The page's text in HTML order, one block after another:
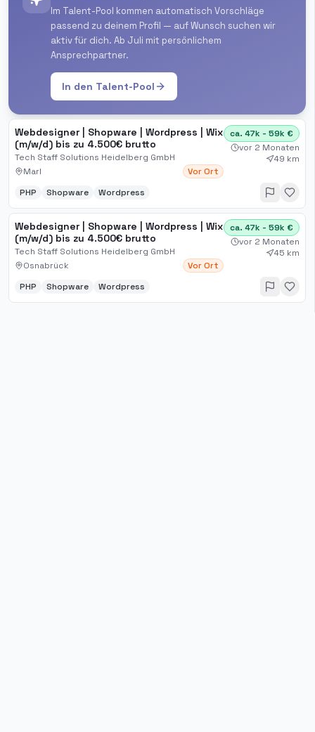
Im Talent-Pool kommen automatisch Vorschläge
passend zu deinem Profil — auf Wunsch suchen wir
aktiv für dich. Ab Juli mit persönlichem
Ansprechpartner.
In den Talent-Pool
Webdesigner | Shopware | Wordpress | Wix
(m/w/d) bis zu 4.500€ brutto
Tech Staff Solutions Heidelberg GmbH
Marl
Vor Ort
ca. 47k - 59k €
vor 2 Monaten
49 km
PHP Shopware Wordpress
Webdesigner | Shopware | Wordpress | Wix
(m/w/d) bis zu 4.500€ brutto
Tech Staff Solutions Heidelberg GmbH
Osnabrück
Vor Ort
ca. 47k - 59k €
vor 2 Monaten
45 km
PHP Shopware Wordpress